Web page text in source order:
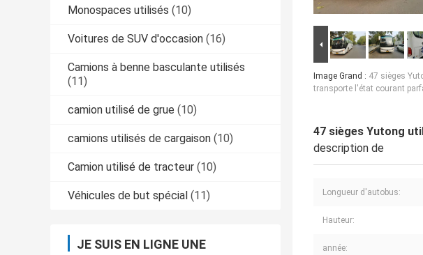
Monospaces utilisés (10)
Voitures de SUV d'occasion (16)
Camions à benne basculante utilisés
(11)
camion utilisé de grue (10)
camions utilisés de cargaison (10)
Camion utilisé de tracteur (10)
Véhicules de but spécial (11)
JE SUIS EN LIGNE UNE
Image Grand : 47 sièges
transporte l'état courant
47 sièges Yutong
description de
Longueur d'autobus:
Hauteur:
année: